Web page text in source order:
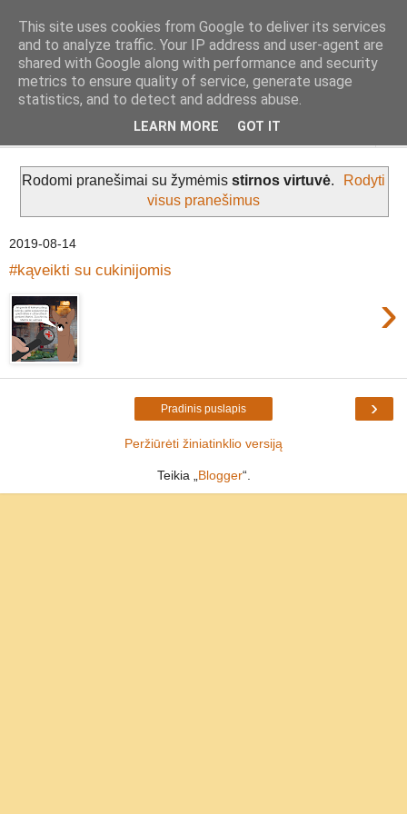
Geležinė Lapė
Tas pats, kas ir Geležinis Vilkas, tik Lapė.
Rodomi pranešimai su žymėmis stirnos virtuvė.
Rodyti
visus pranešimus
2019-08-14
#kąveikti su cukinijomis
›
›
Pradinis puslapis
Peržiūrėti žiniatinklio versiją
Teikia „ Blogger“.
This site uses cookies from Google to deliver its services
and to analyze traffic. Your IP address and user-agent are
shared with Google along with performance and security
metrics to ensure quality of service, generate usage
statistics, and to detect and address abuse.
LEARN MORE GOT IT